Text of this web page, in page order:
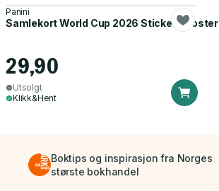
Panini
Samlekort World Cup 2026 Sticker Booster
29,90
Utsolgt
Klikk&Hent
Boktips og inspirasjon fra Norges
største bokhandel